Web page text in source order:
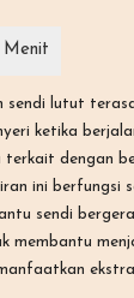
sendi lutut
ketika
terkait dengan
ini berfungsi
sendi
membantu